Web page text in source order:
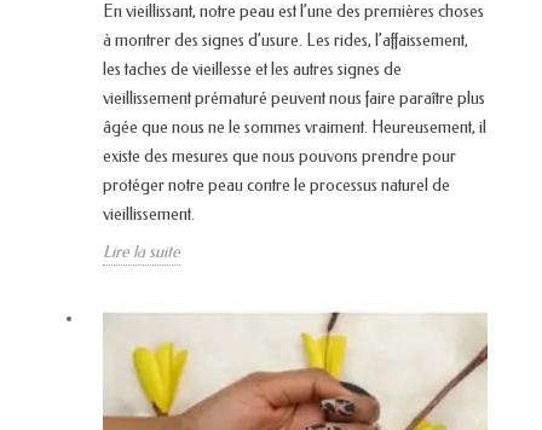
En vieillissant, notre peau est l’une des premières choses
à montrer des signes d’usure. Les rides, l’affaissement,
les taches de vieillesse et les autres signes de
vieillissement prématuré peuvent nous faire paraître plus
âgée que nous ne le sommes vraiment. Heureusement, il
existe des mesures que nous pouvons prendre pour
protéger notre peau contre le processus naturel de
vieillissement.
Lire la suite